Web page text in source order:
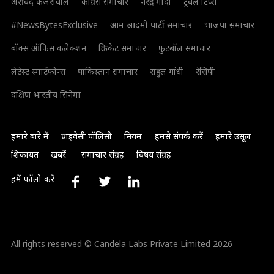
#NewsBytesExclusive
आम आदमी पार्टी समाचार
भाजपा समाचार
बॉक्स ऑफिस कलेक्शन
क्रिकेट समाचार
फुटबॉल समाचार
लेटेस्ट स्मार्टफोन्स
पाकिस्तान समाचार राहुल गांधी
रेसिपी
दक्षिण भारतीय सिनेमा
हमारे बारे में प्राइवेसी पॉलिसी नियम हमसे संपर्क करें
हमारे उसूल
शिकायत
खबरें समाचार संग्रह विषय संग्रह
हमें फॉलो करें
All rights reserved © Candela Labs Private Limited 2026